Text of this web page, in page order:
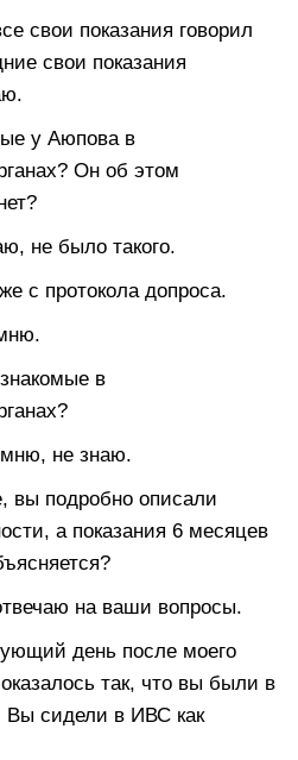
свои показания говорил
свои показания
у Аюпова в
Он об этом
не было такого.
с протокола допроса.
в
не знаю.
вы подробно описали
а показания 6 месяцев
на ваши вопросы.
день после моего
так, что вы были в
Вы сидели в ИВС как